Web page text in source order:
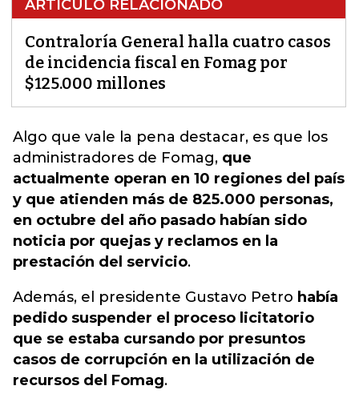
ARTÍCULO RELACIONADO
Contraloría General halla cuatro casos
de incidencia fiscal en Fomag por
$125.000 millones
Algo que vale la pena destacar, es que los
administradores de Fomag, que
actualmente operan en 10 regiones del país
y que atienden más de 825.000 personas,
en octubre del año pasado habían sido
noticia por quejas y reclamos en la
prestación del servicio.
Además, el presidente Gustavo Petro había
pedido suspender el proceso licitatorio
que se estaba cursando por presuntos
casos de corrupción en la utilización de
recursos del Fomag.